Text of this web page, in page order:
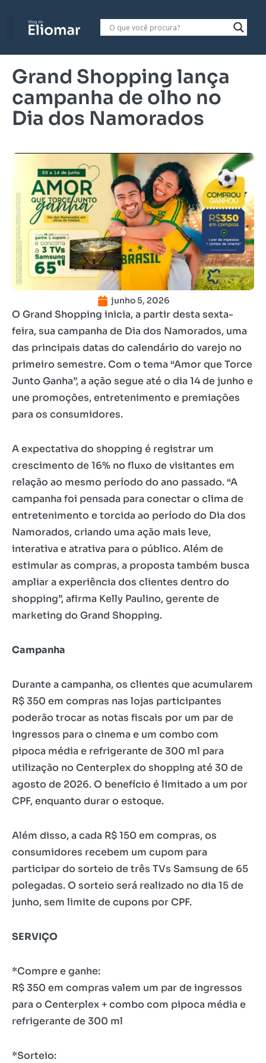
Grand Shopping lança
campanha de olho no
Dia dos Namorados
junho 5, 2026
O Grand Shopping inicia, a partir desta sexta-
feira, sua campanha de Dia dos Namorados, uma
das principais datas do calendário do varejo no
primeiro semestre. Com o tema “Amor que Torce
Junto Ganha”, a ação segue até o dia 14 de junho e
une promoções, entretenimento e premiações
para os consumidores.
A expectativa do shopping é registrar um
crescimento de 16% no fluxo de visitantes em
relação ao mesmo período do ano passado. “A
campanha foi pensada para conectar o clima de
entretenimento e torcida ao período do Dia dos
Namorados, criando uma ação mais leve,
interativa e atrativa para o público. Além de
estimular as compras, a proposta também busca
ampliar a experiência dos clientes dentro do
shopping”, afirma Kelly Paulino, gerente de
marketing do Grand Shopping.
Campanha
Durante a campanha, os clientes que acumularem
R$ 350 em compras nas lojas participantes
poderão trocar as notas fiscais por um par de
ingressos para o cinema e um combo com
pipoca média e refrigerante de 300 ml para
utilização no Centerplex do shopping até 30 de
agosto de 2026. O benefício é limitado a um por
CPF, enquanto durar o estoque.
Além disso, a cada R$ 150 em compras, os
consumidores recebem um cupom para
participar do sorteio de três TVs Samsung de 65
polegadas. O sorteio será realizado no dia 15 de
junho, sem limite de cupons por CPF.
SERVIÇO
*Compre e ganhe:
R$ 350 em compras valem um par de ingressos
para o Centerplex + combo com pipoca média e
refrigerante de 300 ml
*Sorteio: